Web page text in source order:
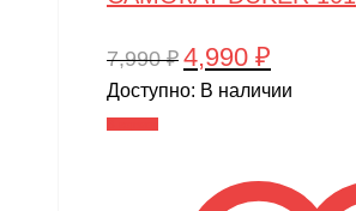
7,990₽ Первоначальная
цена
4,990 ₽
цена:
Доступно: В наличии